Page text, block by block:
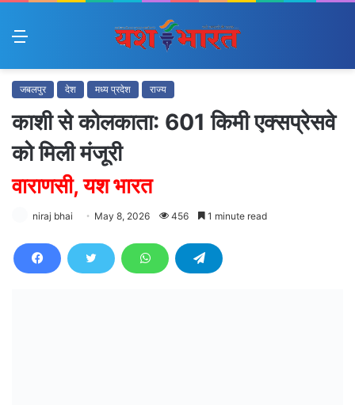
Menu
जबलपुर देश मध्य प्रदेश राज्य
काशी से कोलकाता: 601 किमी एक्सप्रेसवे
को मिली मंजूरी
वाराणसी, यश भारत
niraj bhai May 8, 2026 456 1 minute read